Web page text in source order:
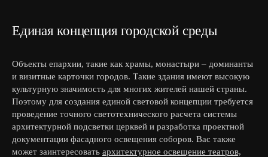
Единая концепция городской среды
Объекты епархии, такие как храмы, монастыри – доминанты
и визитные карточки городов. Такие здания имеют высокую
культурную значимость для многих жителей нашей страны.
Поэтому для создания единой световой концепции требуется
проведение точного светотехнического расчета системы
архитектурной подсветки церквей и разработка проектной
документации фасадного освещения соборов. Вас также
может заинтересовать архитектурное освещение театров,